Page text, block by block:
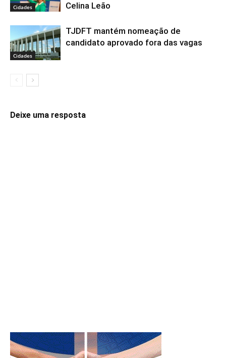
Cidades
Celina Leão
Cidades
TJDFT mantém nomeação de
candidato aprovado fora das vagas
Deixe uma resposta